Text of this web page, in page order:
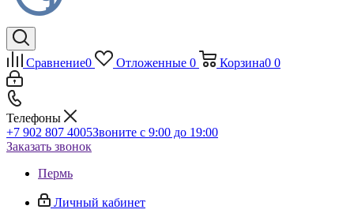
Сравнение0 Отложенные 0 Корзина0 0
Телефоны
+7 902 807 4005Звоните с 9:00 до 19:00
Заказать звонок
Пермь
Личный кабинет